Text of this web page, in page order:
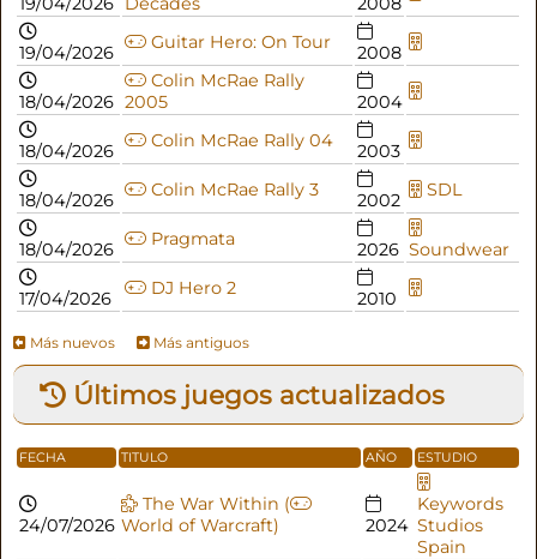
19/04/2026 Guitar Hero: On Tour 2008
18/04/2026
Colin McRae Rally
2005
2004
18/04/2026 Colin McRae Rally 04 2003
18/04/2026 Colin McRae Rally 3 2002 SDL
18/04/2026 Pragmata 2026 Soundwear
17/04/2026 DJ Hero 2 2010
Más nuevos Más antiguos
Últimos juegos actualizados
FECHA TITULO AÑO ESTUDIO
24/07/2026
The War Within (
World of Warcraft)
2024
Keywords
Studios
Spain